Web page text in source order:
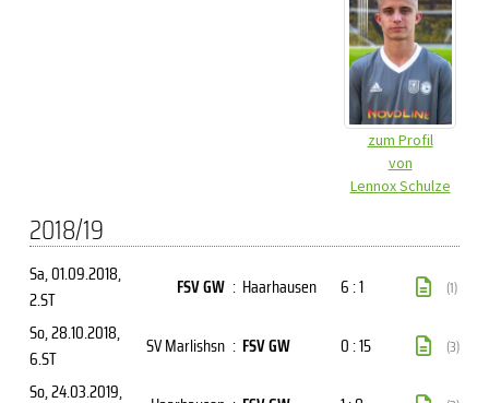
zum Profil
von
Lennox Schulze
2018/19
Sa, 01.09.2018,
2.ST
FSV GW : Haarhausen 6 : 1 (1)
So, 28.10.2018,
6.ST
SV Marlishsn : FSV GW 0 : 15 (3)
So, 24.03.2019,